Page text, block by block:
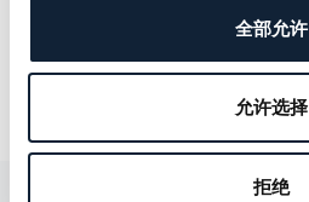
全部允许
允许选择
拒绝